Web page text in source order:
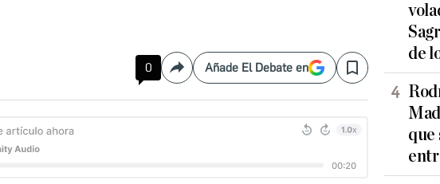
0 CompartirAñade El Debate en Save
de
que